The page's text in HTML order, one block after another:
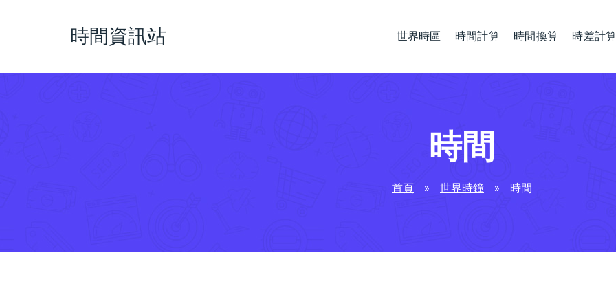
時間資訊站 世界時區 時間計算 時間換算 時差計
時間
首頁 » 世界時鐘 » 時間